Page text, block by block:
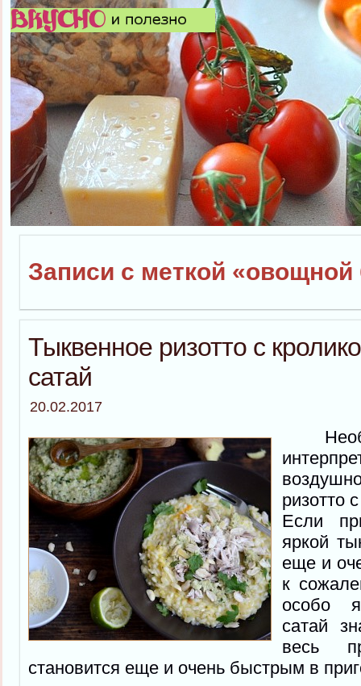
Записи с меткой «овощной
Тыквенное ризотто с
сатай
20.02.2017
ризотто
Если
яркой
еще и
к
особо
сатай
весь
становится еще и очень быстрым в